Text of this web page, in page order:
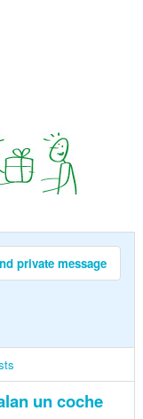
private message
un coche